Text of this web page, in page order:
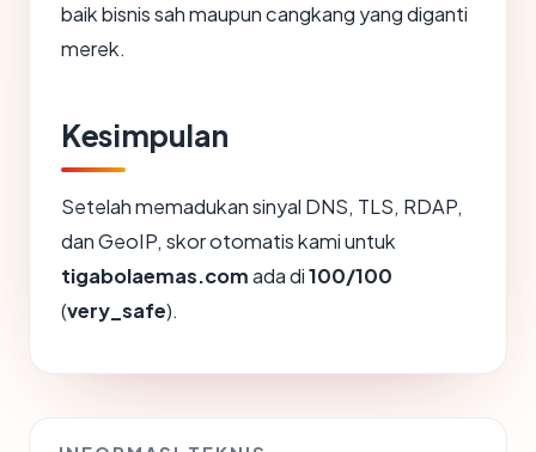
baik bisnis sah maupun cangkang yang diganti
merek.
Kesimpulan
Setelah memadukan sinyal DNS, TLS, RDAP,
dan GeoIP, skor otomatis kami untuk
tigabolaemas.comada di100/100
(very_safe).